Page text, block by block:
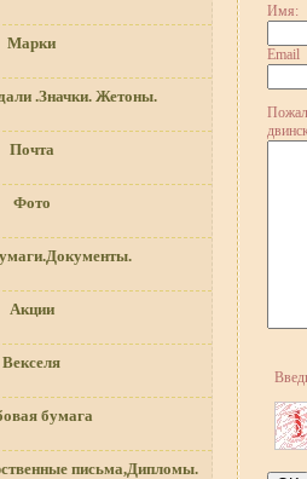
Марки
.Значки. Жетоны.
Почта
Фото
Акции
Векселя
бумага
письма,Дипломы.
Имя:
Email